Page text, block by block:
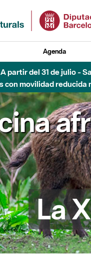
Agenda
A partir del 31 de julio -
con movilidad
La